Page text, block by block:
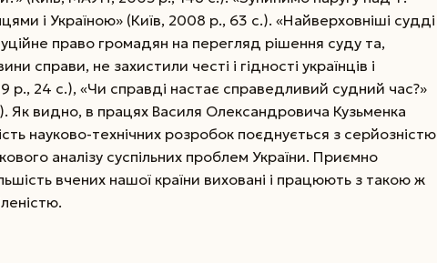
і Україною» (Київ, 2008 р., 63 с.). «Найверховніші судді
право громадян на перегляд рішення суду та,
справи, не захистили честі і гідності українців і
р., 24 с.), «Чи справді настає справедливий судний час?»
Як видно, в працях Василя Олександровича Кузьменка
науково-технічних розробок поєднується з серйозністю
аналізу суспільних проблем України. Приємно
вчених нашої країни виховані і працюють з такою ж